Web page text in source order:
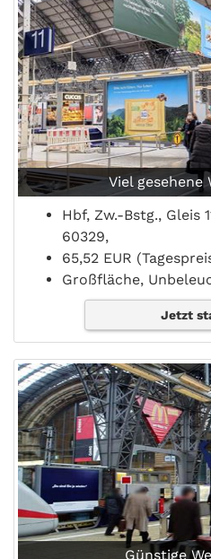
Viel gesehene
Hbf, Zw.-Bstg., Gleis
60329,
65,52 EUR
Großfläche,
Jetzt
Günstige